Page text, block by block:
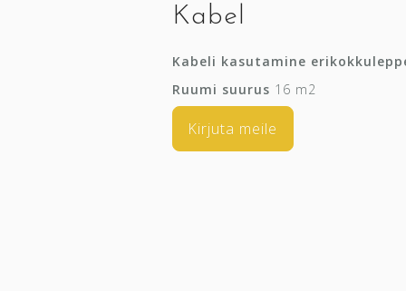
Kabel
Kabeli kasutamine
Ruumi suurus 16 m2
Kirjuta meile